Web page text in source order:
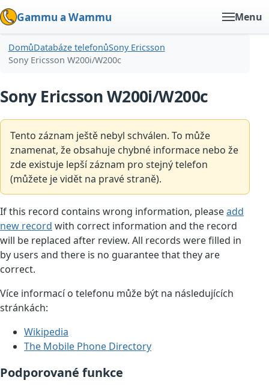
Gammu a Wammu Menu
DomůDatabáze telefonůSony Ericsson
Sony Ericsson W200i/W200c
Sony Ericsson W200i/W200c
Tento záznam ještě nebyl schválen. To může
znamenat, že obsahuje chybné informace nebo že
zde existuje lepší záznam pro stejný telefon
(můžete je vidět na pravé straně).
If this record contains wrong information, pleaseadd
new record with correct information and the record
will be replaced after review. All records were filled in
by users and there is no guarantee that they are
correct.
Více informací o telefonu může být na následujících
stránkách:
Wikipedia
The Mobile Phone Directory
Podporované funkce